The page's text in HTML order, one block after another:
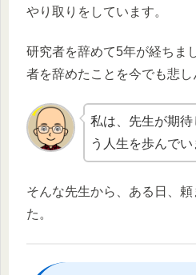
やり取りをしています。
研究者を辞めて5年が経ちま
者を辞めたことを今でも悲し
私は、先生が期
う人生を歩んでい
そんな先生から、ある日、
た。